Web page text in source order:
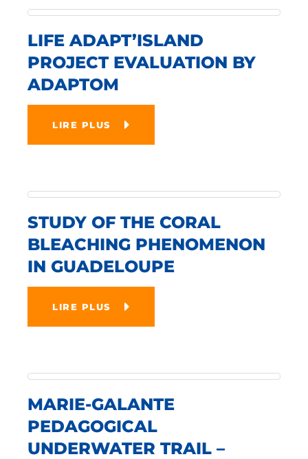
LIFE ADAPT’ISLAND
PROJECT EVALUATION BY
ADAPTOM
LIRE PLUS
STUDY OF THE CORAL
BLEACHING PHENOMENON
IN GUADELOUPE
LIRE PLUS
MARIE-GALANTE
PEDAGOGICAL
UNDERWATER TRAIL –